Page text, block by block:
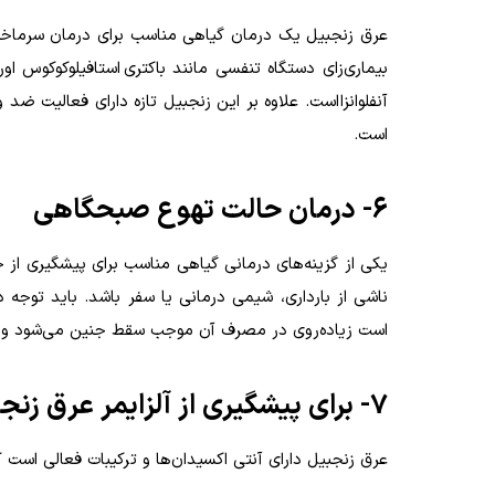
عرق زنجبیل یک درمان گیاهی مناسب برای درمان
بیماری‌زای دستگاه تنفسی مانند باکتری استافیلوکوکوس
آنفلوانزا است. علاوه بر این زنجبیل تازه دارای
است.
۶- درمان حالت تهوع صبحگاهی
یکی از گزینه‌های درمانی گیاهی مناسب برای پیشگیری
ناشی از بارداری، شیمی درمانی یا سفر باشد. باید
است زیاده‌روی در مصرف آن موجب سقط جنین می‌شود
۷- برای پیشگیری از آلزایمر عرق زنجبیل بنوشید
عرق زنجبیل دارای آنتی اکسیدان‌ها و ترکیبات فعالی